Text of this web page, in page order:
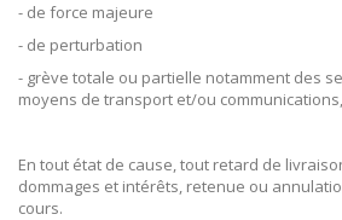
- de force majeure
- de perturbation
- grève totale ou partielle notamment des
moyens de transport et/ou
En tout état de cause, tout retard de
dommages et intérêts, retenue ou
cours.